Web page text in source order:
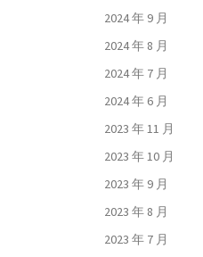
2024 年 9 月
2024 年 8 月
2024 年 7 月
2024 年 6 月
2023 年 11 月
2023 年 10 月
2023 年 9 月
2023 年 8 月
2023 年 7 月